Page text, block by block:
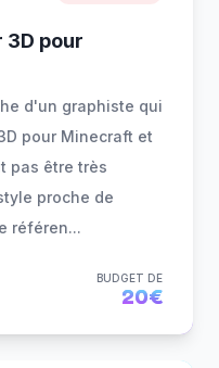
3D pour
d'un graphiste qui
pour Minecraft et
pas être très
proche de
référen...
BUDGET DE
20€